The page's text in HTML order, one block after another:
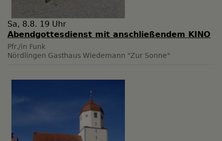
Sa, 8.8. 19 Uhr
Abendgottesdienst mit anschließendem KINO
Pfr./in Funk
Nördlingen Gasthaus Wiedemann "Zur Sonne"